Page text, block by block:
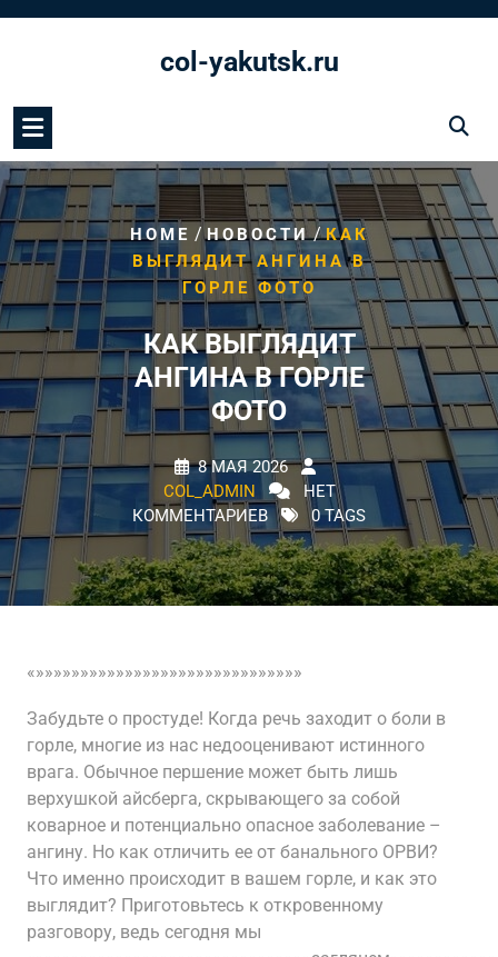
col-yakutsk.ru
HOME /НОВОСТИ/КАК
ВЫГЛЯДИТ АНГИНА В
ГОРЛЕ ФОТО
КАК ВЫГЛЯДИТ
АНГИНА В ГОРЛЕ
ФОТО
8 МАЯ 2026
COL_ADMIN
НЕТ
КОММЕНТАРИЕВ
0 TAGS
«»»»»»»»»»»»»»»»»»»»»»»»»»»»»»»
Забудьте о простуде! Когда речь заходит о боли в
горле, многие из нас недооценивают истинного
врага. Обычное першение может быть лишь
верхушкой айсберга, скрывающего за собой
коварное и потенциально опасное заболевание –
ангину. Но как отличить ее от банального ОРВИ?
Что именно происходит в вашем горле, и как это
выглядит? Приготовьтесь к откровенному
разговору, ведь сегодня мы